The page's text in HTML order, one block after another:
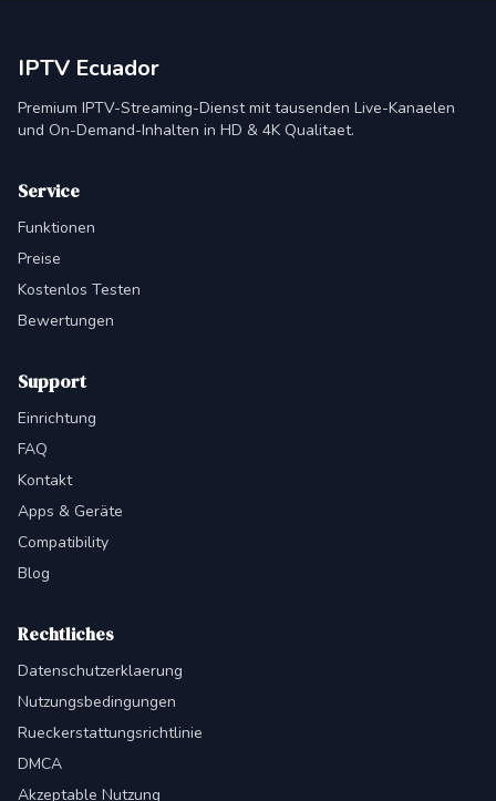
IPTV Ecuador
Premium IPTV-Streaming-Dienst mit tausenden Live-Kanaelen
und On-Demand-Inhalten in HD & 4K Qualitaet.
Service
Funktionen
Preise
Kostenlos Testen
Bewertungen
Support
Einrichtung
FAQ
Kontakt
Apps & Geräte
Compatibility
Blog
Rechtliches
Datenschutzerklaerung
Nutzungsbedingungen
Rueckerstattungsrichtlinie
DMCA
Akzeptable Nutzung